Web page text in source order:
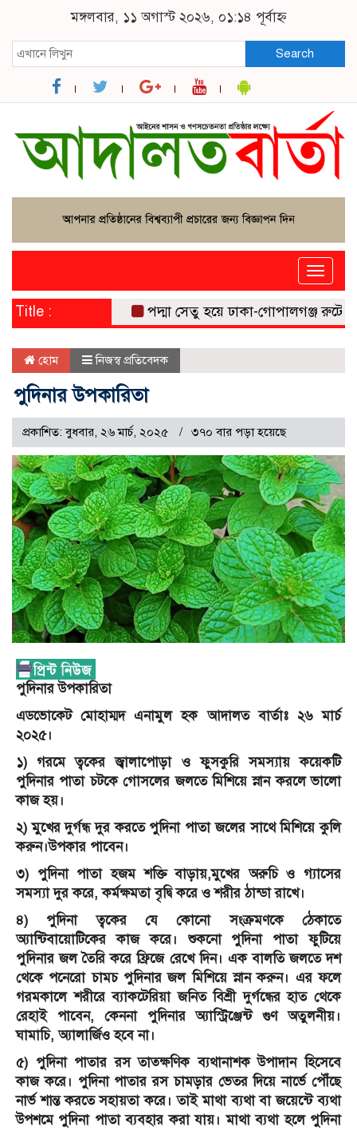
মঙ্গলবার, ১১ অগাস্ট ২০২৬, ০১:১৪ পূর্বাহ্ন
Search
Toggle
Title : পদ্মা সেতু হয়ে ঢাকা-গোপালগঞ্জ রুটে নতুন
হোম নিজস্ব প্রতিবেদক
পুদিনার উপকারিতা
প্রকাশিত: বুধবার, ২৬ মার্চ, ২০২৫ ৩৭০ বার পড়া হয়েছে
পুদিনার উপকারিতা
এডভোকেট মোহাম্মদ এনামুল হক আদালত বার্তাঃ ২৬ মার্চ
২০২৫।
১) গরমে ত্বকের জ্বালাপোড়া ও ফুসকুরি সমস্যায় কয়েকটি
পুদিনার পাতা চটকে গোসলের জলতে মিশিয়ে স্নান করলে ভালো
কাজ হয়।
২) মুখের দুর্গন্ধ দুর করতে পুদিনা পাতা জলের সাথে মিশিয়ে কুলি
করুন।উপকার পাবেন।
৩) পুদিনা পাতা হজম শক্তি বাড়ায়,মুখের অরুচি ও গ্যাসের
সমস্যা দুর করে, কর্মক্ষমতা বৃদ্বি করে ও শরীর ঠান্ডা রাখে।
৪) পুদিনা ত্বকের যে কোনো সংক্রমণকে ঠেকাতে
অ্যান্টিবায়োটিকের কাজ করে। শুকনো পুদিনা পাতা ফুটিয়ে
পুদিনার জল তৈরি করে ফ্রিজে রেখে দিন। এক বালতি জলতে দশ
থেকে পনেরো চামচ পুদিনার জল মিশিয়ে স্নান করুন। এর ফলে
গরমকালে শরীরে ব্যাকটেরিয়া জনিত বিশ্রী দুর্গন্ধের হাত থেকে
রেহাই পাবেন, কেননা পুদিনার অ্যাস্ট্রিঞ্জেন্ট গুণ অতুলনীয়।
ঘামাচি, অ্যালার্জিও হবে না।
৫) পুদিনা পাতার রস তাত্‍ক্ষণিক ব্যথানাশক উপাদান হিসেবে
কাজ করে। পুদিনা পাতার রস চামড়ার ভেতর দিয়ে নার্ভে পৌঁছে
নার্ভ শান্ত করতে সহায়তা করে। তাই মাথা ব্যথা বা জয়েন্টে ব্যথা
উপশমে পুদিনা পাতা ব্যবহার করা যায়। মাথা ব্যথা হলে পুদিনা